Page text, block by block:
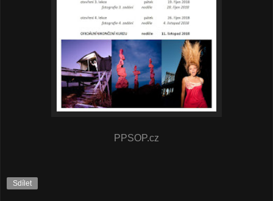
PPSOP.cz
Sdílet